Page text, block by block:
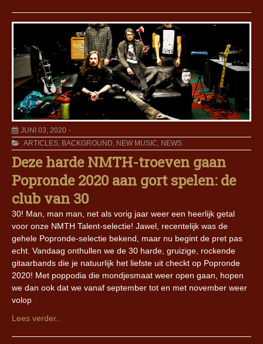
JUNI 03, 2020
ARTICLES, BACKGROUND, NEW MUSIC, NEWS
Deze harde NMTH-troeven gaan
Popronde 2020 aan gort spelen: de
club van 30
30! Man, man man, net als vorig jaar weer een heerlijk getal
voor onze NMTH Talent-selectie! Jawel, recentelijk was de
gehele Popronde-selectie bekend, maar nu begint de pret pas
echt. Vandaag onthullen we de 30 harde, gruizige, rockende
gitaarbands die je natuurlijk het liefste uit checkt op Popronde
2020! Met poppodia die mondjesmaat weer open gaan, hopen
we dan ook dat we vanaf september tot en met november weer
volop
Lees verder..